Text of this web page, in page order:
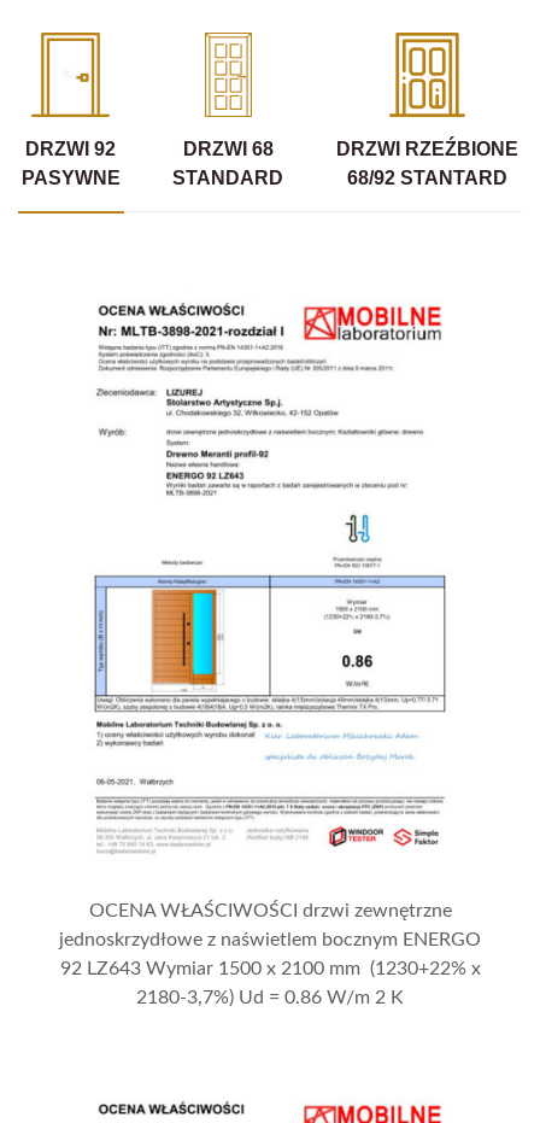
DRZWI 92
PASYWNE
DRZWI 68
STANDARD
DRZWI RZEŹBIONE
68/92 STANTARD
OCENA WŁAŚCIWOŚCI drzwi zewnętrzne
jednoskrzydłowe z naświetlem bocznym ENERGO
92 LZ643 Wymiar 1500 x 2100 mm (1230+22% x
2180-3,7%) Ud = 0.86 W/m 2 K